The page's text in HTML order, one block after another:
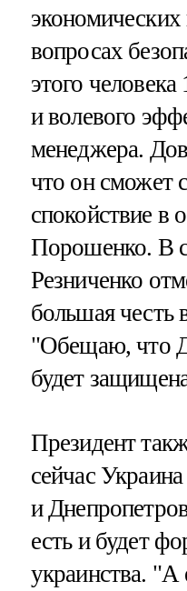
вопросах
этого человека
и волевого
менеджера.
что он сможет
спокойствие в
Порошенко. В
Резниченко
большая честь
"Обещаю, что
будет
Президент
сейчас
и
есть и будет
украинства. "А